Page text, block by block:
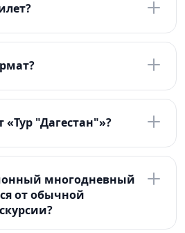
"Дагестан"»?
многодневный
от обычной